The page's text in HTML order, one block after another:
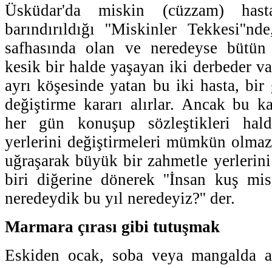
Üsküdar'da miskin (cüzzam)
barındırıldığı ''Miskinler
safhasında olan ve neredeyse
kesik bir halde yaşayan iki derbeder
ayrı köşesinde yatan bu iki hasta, bir
değiştirme kararı alırlar. Ancak bu
her gün konuşup sözleştikleri
yerlerini değiştirmeleri mümkün
uğraşarak büyük bir zahmetle
biri diğerine dönerek ''İnsan kuş
neredeydik bu yıl neredeyiz?'' der.
Marmara çırası gibi tutuşmak
Eskiden ocak, soba veya mangalda